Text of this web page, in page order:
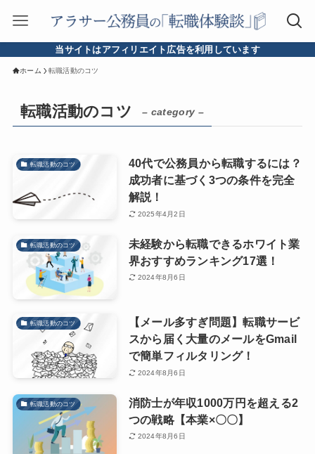
当サイトはアフィリエイト広告を利用しています
ホーム 転職活動のコツ
転職活動のコツ – category –
転職活動のコツ
40代で公務員から転職するには？
成功者に基づく3つの条件を完全
解説！
2025年4月2日
転職活動のコツ
未経験から転職できるホワイト業
界おすすめランキング17選！
2024年8月6日
転職活動のコツ
【メール多すぎ問題】転職サービ
スから届く大量のメールをGmail
で簡単フィルタリング！
2024年8月6日
転職活動のコツ
消防士が年収1000万円を超える2
つの戦略【本業×〇〇】
2024年8月6日